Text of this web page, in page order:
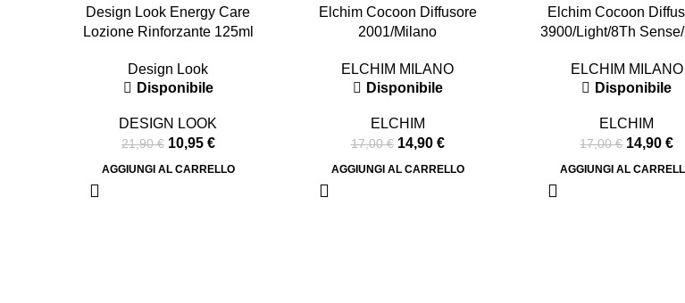
Design Look Energy Care
Lozione Rinforzante 125ml
Design Look
Disponibile
DESIGN LOOK
21,90€ 10,95 €
AGGIUNGI AL CARRELLO
Elchim Cocoon Diffusore
2001/Milano
ELCHIM MILANO
Disponibile
ELCHIM
17,00€ 14,90 €
AGGIUNGI AL CARRELLO
Elchim Cocoon
3900/Light/8Th
ELCHIM MILANO
Disponibile
ELCHIM
17,00€ 14,90€
AGGIUNGI AL